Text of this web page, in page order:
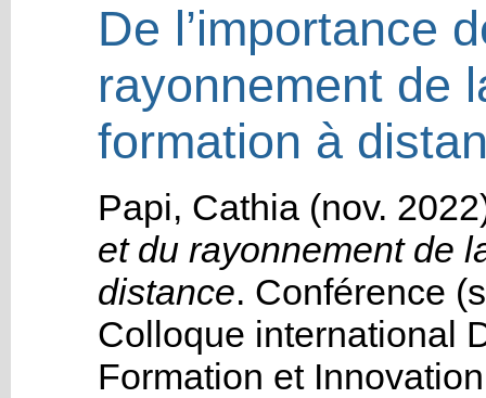
De l’importance
rayonnement de
formation à
Papi, Cathia (nov.
et du rayonnement de
distance. Conférence
Colloque international
Formation et